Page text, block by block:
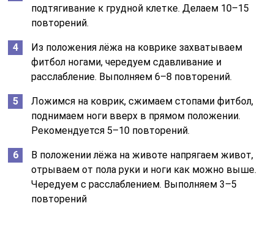
подтягивание к грудной клетке. Делаем 10–15
повторений.
Из положения лёжа на коврике захватываем
фитбол ногами, чередуем сдавливание и
расслабление. Выполняем 6–8 повторений.
Ложимся на коврик, сжимаем стопами фитбол,
поднимаем ноги вверх в прямом положении.
Рекомендуется 5–10 повторений.
В положении лёжа на животе напрягаем живот,
отрываем от пола руки и ноги как можно выше.
Чередуем с расслаблением. Выполняем 3–5
повторений